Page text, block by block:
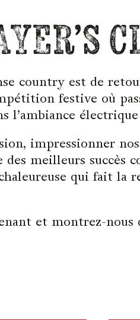
country est de
festive où
l’ambiance électrique
impressionner
meilleurs succès
qui fait la
et montrez-nous